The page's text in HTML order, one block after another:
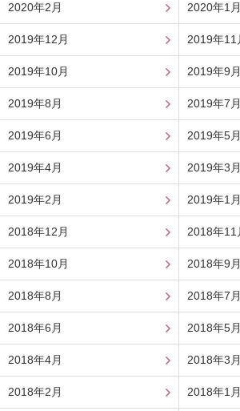
2020年2月 2020年1月
2019年12月 2019年11
2019年10月 2019年9月
2019年8月 2019年7月
2019年6月 2019年5月
2019年4月 2019年3月
2019年2月 2019年1月
2018年12月 2018年11
2018年10月 2018年9月
2018年8月 2018年7月
2018年6月 2018年5月
2018年4月 2018年3月
2018年2月 2018年1月